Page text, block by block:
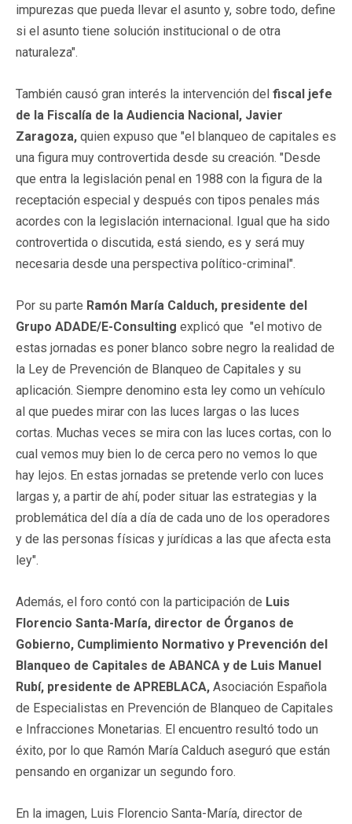
impurezas que pueda llevar el asunto y, sobre todo, define
si el asunto tiene solución institucional o de otra
naturaleza".
También causó gran interés la intervención del fiscal jefe
de la Fiscalía de la Audiencia Nacional, Javier
Zaragoza, quien expuso que "el blanqueo de capitales es
una figura muy controvertida desde su creación. "Desde
que entra la legislación penal en 1988 con la figura de la
receptación especial y después con tipos penales más
acordes con la legislación internacional. Igual que ha sido
controvertida o discutida, está siendo, es y será muy
necesaria desde una perspectiva político-criminal".
Por su parte Ramón María Calduch, presidente del
Grupo ADADE/E-Consulting explicó que "el motivo de
estas jornadas es poner blanco sobre negro la realidad de
la Ley de Prevención de Blanqueo de Capitales y su
aplicación. Siempre denomino esta ley como un vehículo
al que puedes mirar con las luces largas o las luces
cortas. Muchas veces se mira con las luces cortas, con lo
cual vemos muy bien lo de cerca pero no vemos lo que
hay lejos. En estas jornadas se pretende verlo con luces
largas y, a partir de ahí, poder situar las estrategias y la
problemática del día a día de cada uno de los operadores
y de las personas físicas y jurídicas a las que afecta esta
ley".
Además, el foro contó con la participación de Luis
Florencio Santa-María, director de Órganos de
Gobierno, Cumplimiento Normativo y Prevención del
Blanqueo de Capitales de ABANCA y de Luis Manuel
Rubí, presidente de APREBLACA, Asociación Española
de Especialistas en Prevención de Blanqueo de Capitales
e Infracciones Monetarias. El encuentro resultó todo un
éxito, por lo que Ramón María Calduch aseguró que están
pensando en organizar un segundo foro.
En la imagen, Luis Florencio Santa-María, director de